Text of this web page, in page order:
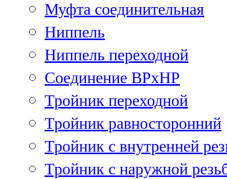
Муфта соединительная
Ниппель
Ниппель переходной
Соединение ВРхНР
Тройник переходной
Тройник равносторонний
Тройник с внутренней
Тройник с наружной